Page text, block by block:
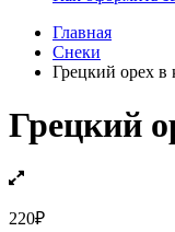
Главная
Снеки
Грецкий орех в
Грецкий
220₽